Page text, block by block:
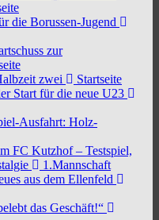
die Borussen-Jugend
zur
zwei
Startseite
Start für die neue U23
Ausfahrt: Holz-
FC Kutzhof – Testspiel,
1.Mannschaft
aus dem Ellenfeld
das Geschäft!“